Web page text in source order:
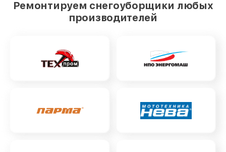
Ремонтируем снегоуборщики любых
производителей